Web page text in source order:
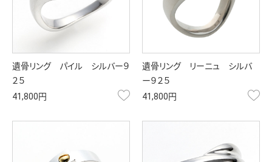
遺骨リング パイル シルバー９
２５
41,800円
お気に入り
遺骨リング リーニュ シルバ
ー９２５
41,800円